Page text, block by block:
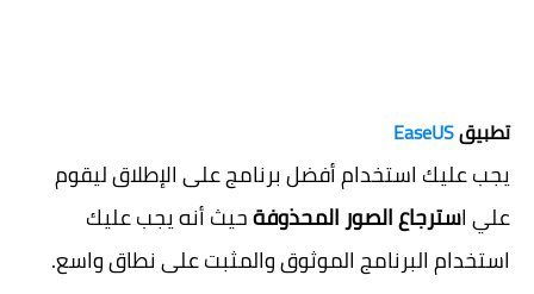
تطبيقEaseUS
يجب عليك استخدام أفضل برنامج على الإطلاق ليقوم
علي استرجاع الصور المحذوفةحيث أنه يجب عليك
استخدام البرنامج الموثوق والمثبت على نطاق واسع.